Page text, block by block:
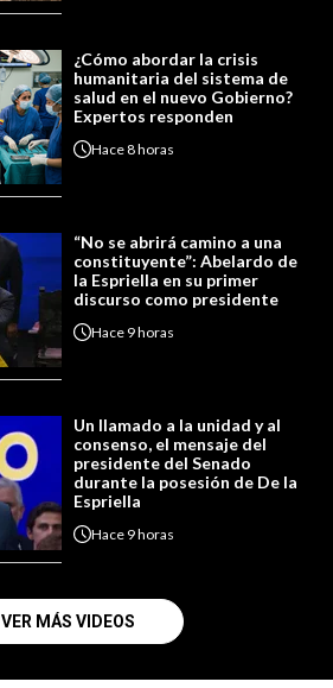
¿Cómo abordar la crisis
humanitaria del sistema de
salud en el nuevo Gobierno?
Expertos responden
Hace8 horas
“No se abrirá camino a una
constituyente”: Abelardo de
la Espriella en su primer
discurso como presidente
Hace 9 horas
Un llamado a la unidad y al
consenso, el mensaje del
presidente del Senado
durante la posesión de De la
Espriella
Hace 9 horas
VER MÁS VIDEOS